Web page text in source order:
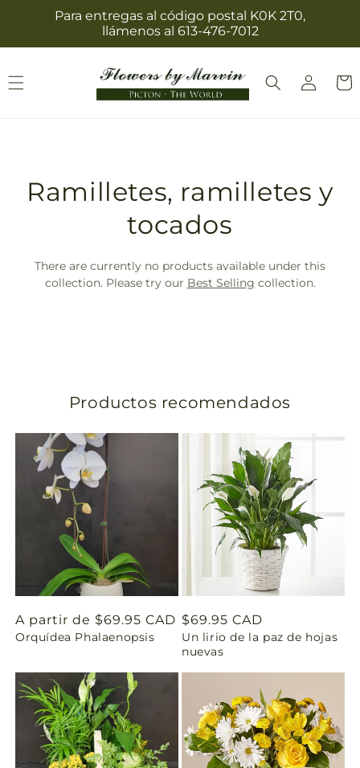
directamentePara entregas al código postal K0K 2T0,
llámenos al 613-476-7012
Iniciar
sesión
T
a
i
s
s
i
n
g
Ramilletes, ramilletes y
tocados
There are currently no products available under this
collection. Please try our Best Selling collection.
Productos recomendados
Precio
habitual
A partir de $69.95 CAD
Orquídea Phalaenopsis
Precio
habitual
$69.95 CAD
Un lirio de la paz de hojas
nuevas